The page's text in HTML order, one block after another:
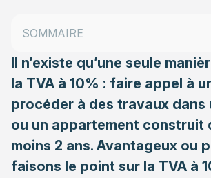
Il n’existe qu’une seule
la TVA à 10% : faire appel à
procéder à des travaux dans
ou un appartement construit
moins 2 ans. Avantageux ou
faisons le point sur la TVA à
SOMMAIRE
TVA carrelage à 10% : artisan